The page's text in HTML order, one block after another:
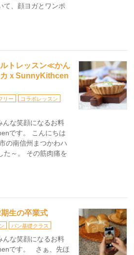
て、顔ヨガとワンポ
トレッスン≪かん
ｘSunnyKithcen
リー
コラボレッスン
んな笑顔になるお料
です。 こんにちは
の南信州まつかわハ
た～。 その筋肉痛を
生の卒業式
パン基礎クラス
んな笑顔になるお料
です。 さぁ、先ほ